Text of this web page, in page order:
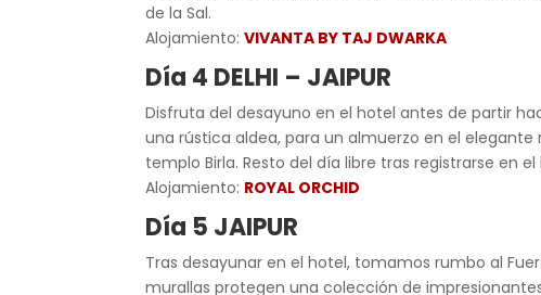
de la Sal.
Alojamiento:VIVANTA BY TAJ DWARKA
Día 4 DELHI – JAIPUR
Disfruta del desayuno en el hotel antes de partir
una rústica aldea, para un almuerzo en el
templo Birla. Resto del día libre tras registrarse en el
Alojamiento: ROYAL ORCHID
Día 5 JAIPUR
Tras desayunar en el hotel, tomamos rumbo al
murallas protegen una colección de